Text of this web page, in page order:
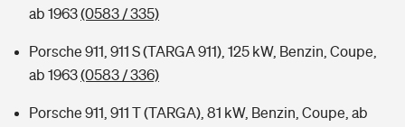
ab 1963(0583 / 335)
Porsche 911, 911 S (TARGA 911), 125 kW, Benzin, Coupe,
ab 1963(0583 / 336)
Porsche 911, 911 T (TARGA), 81 kW, Benzin, Coupe, ab